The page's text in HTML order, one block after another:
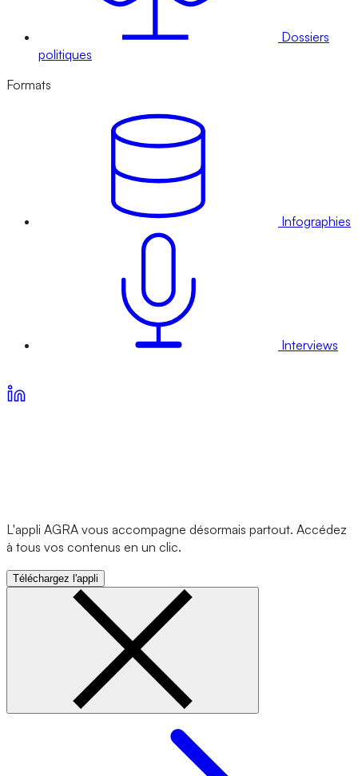
Dossiers
politiques
Formats
Infographies
Interviews
L'appli AGRA vous accompagne désormais partout. Accédez
à tous vos contenus en un clic.
Téléchargez l'appli